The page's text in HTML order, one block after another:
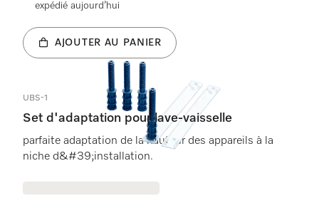
expédié aujourd’hui
AJOUTER AU PANIER
UBS-1
Set d'adaptation pour lave-vaisselle
parfaite adaptation de la hauteur des appareils à la
niche d&#39;installation.